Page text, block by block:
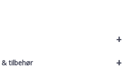
+
+
& tilbehør